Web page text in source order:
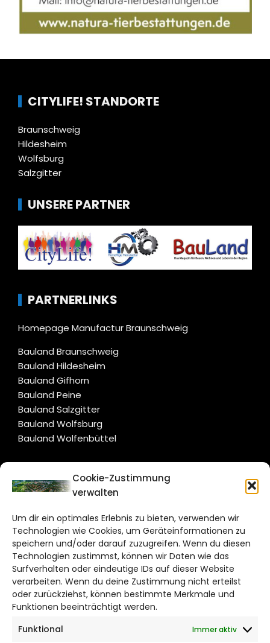
Cookie-Zustimmung
verwalten
Um dir ein optimales Erlebnis zu bieten, verwenden wir
Technologien wie Cookies, um Geräteinformationen zu
speichern und/oder darauf zuzugreifen. Wenn du diesen
Technologien zustimmst, können wir Daten wie das
Surfverhalten oder eindeutige IDs auf dieser Website
verarbeiten. Wenn du deine Zustimmung nicht erteilst
oder zurückziehst, können bestimmte Merkmale und
Funktionen beeinträchtigt werden.
Funktional
Immer aktiv
CITYLIFE! STANDORTE
Braunschweig
Hildesheim
Wolfsburg
Salzgitter
UNSERE PARTNER
PARTNERLINKS
Homepage Manufactur Braunschweig
Bauland Braunschweig
Bauland Hildesheim
Bauland Gifhorn
Bauland Peine
Bauland Salzgitter
Bauland Wolfsburg
Bauland Wolfenbüttel
CITYLIFE!
Bruchtorwall 12
38100 Braunschweig
Telefon: 0531 387220 – 65
DAS STADTMAGAZIN FÜR
SALZGITTER
Impressum